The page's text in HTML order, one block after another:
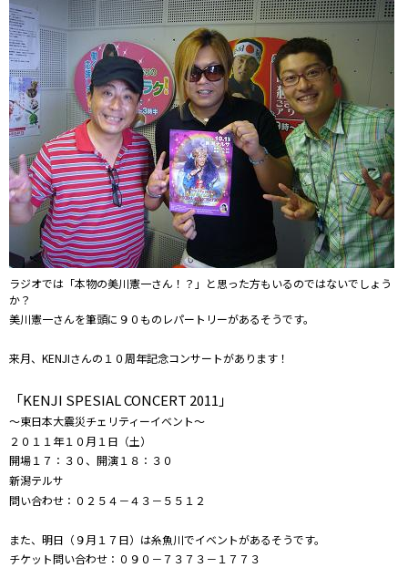
ラジオでは「本物の美川憲一さん！？」と思った方もいるのではないでしょう
か？
美川憲一さんを筆頭に９０ものレパートリーがあるそうです。
来月、KENJIさんの１０周年記念コンサートがあります！
「KENJI SPESIAL CONCERT 2011」
～東日本大震災チェリティーイベント～
２０１１年１０月１日（土）
開場１７：３０、開演１８：３０
新潟テルサ
問い合わせ：０２５４－４３－５５１２
また、明日（９月１７日）は糸魚川でイベントがあるそうです。
チケット問い合わせ：０９０－７３７３－１７７３